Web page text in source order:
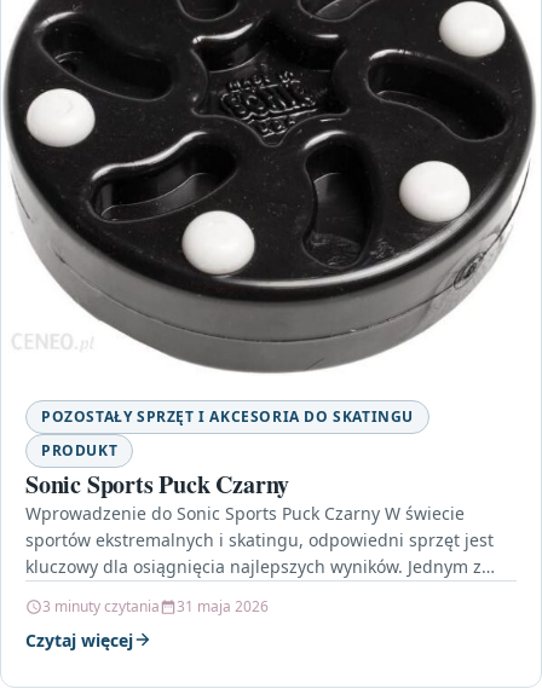
POZOSTAŁY SPRZĘT I AKCESORIA DO SKATINGU
PRODUKT
Sonic Sports Puck Czarny
Wprowadzenie do Sonic Sports Puck Czarny W świecie
sportów ekstremalnych i skatingu, odpowiedni sprzęt jest
kluczowy dla osiągnięcia najlepszych wyników. Jednym z
3 minuty czytania 31 maja 2026
Czytaj więcej